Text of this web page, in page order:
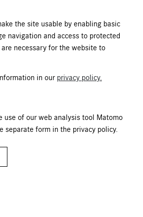
the site usable by enabling basic
navigation and access to protected
necessary for the website to
in our privacy policy.
use of our web analysis tool Matomo
separate form in the privacy policy.